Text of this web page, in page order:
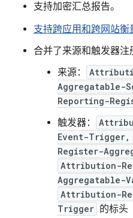
支持加密汇总报告。
支持跨应用和跨网站衡
合并了来源和触发器注
来源：
Aggregatable-
Reporting-
触发器：
Event-
Register-
Attribution-
Aggregatable-
Attribution-
Trigger 的标头